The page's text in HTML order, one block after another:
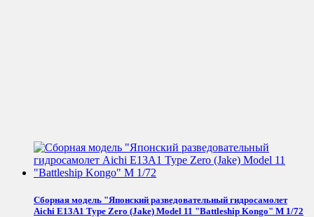
Сборная модель "Японский разведовательный гидросамолет
Aichi E13A1 Type Zero (Jake) Model 11 "Battleship Kongo" М 1/72